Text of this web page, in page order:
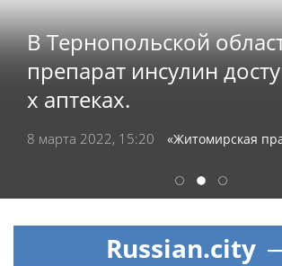
В Тернопольской
препарат инсулин
х аптеках.
8 марта 2022, 15:20 «Житомирская
1 2 3
Russian.city